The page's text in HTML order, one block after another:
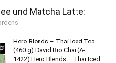
und Matcha Latte:
Hero Blends – Thai Iced Tea
(460 g) David Rio Chai (A-
1422) Hero Blends – Thai Iced